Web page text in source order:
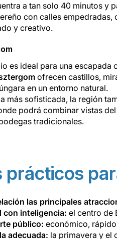
a tan solo 40 minutos y
con calles empedradas,
y creativo.
es ideal para una escapada
ofrecen castillos,
en un entorno natural.
más sofisticada, la región
podrá combinar vistas
tradicionales.
prácticos
las principales
con inteligencia: el centro de
público: económico,
adecuada: la primavera y el